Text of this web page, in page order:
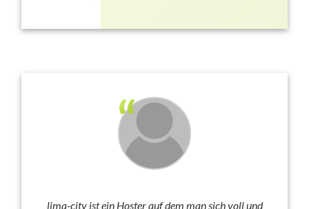
lima-city ist ein Hoster auf dem man sich voll und